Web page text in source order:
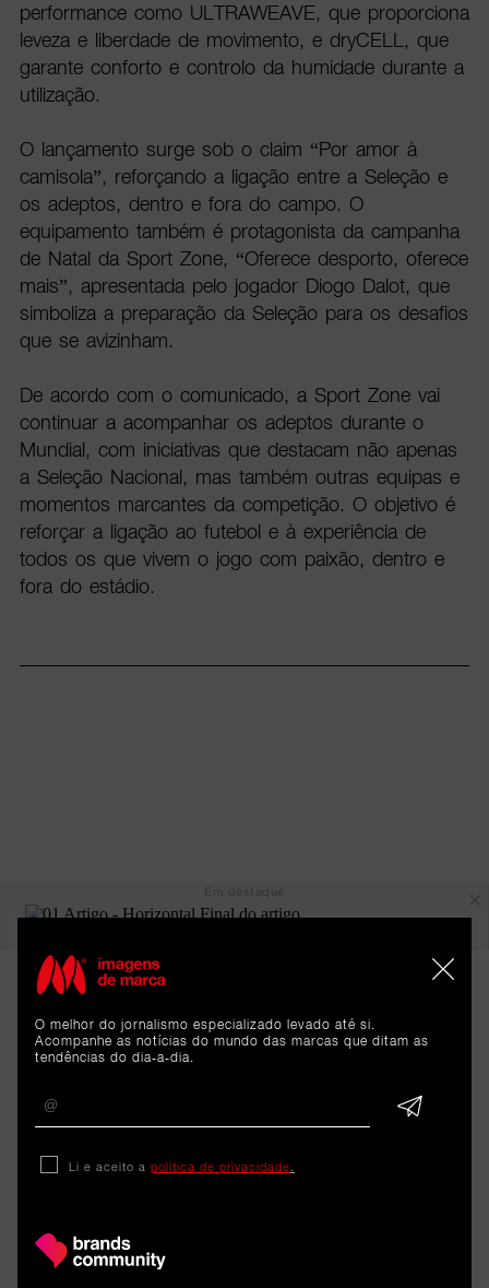
performance como ULTRAWEAVE, que proporciona
leveza e liberdade de movimento, e dryCELL, que
garante conforto e controlo da humidade durante a
utilização.
O lançamento surge sob o claim “Por amor à
camisola”, reforçando a ligação entre a Seleção e
os adeptos, dentro e fora do campo. O
equipamento também é protagonista da campanha
de Natal da Sport Zone, “Oferece desporto, oferece
mais”, apresentada pelo jogador Diogo Dalot, que
simboliza a preparação da Seleção para os desafios
que se avizinham.
De acordo com o comunicado, a Sport Zone vai
continuar a acompanhar os adeptos durante o
Mundial, com iniciativas que destacam não apenas
a Seleção Nacional, mas também outras equipas e
momentos marcantes da competição. O objetivo é
reforçar a ligação ao futebol e à experiência de
todos os que vivem o jogo com paixão, dentro e
fora do estádio.
ARTIGOS
O melhor do jornalismo especializado levado até si.
Acompanhe as notícias do mundo das marcas que ditam as
tendências do dia-a-dia.
Li e aceito a política de privacidade